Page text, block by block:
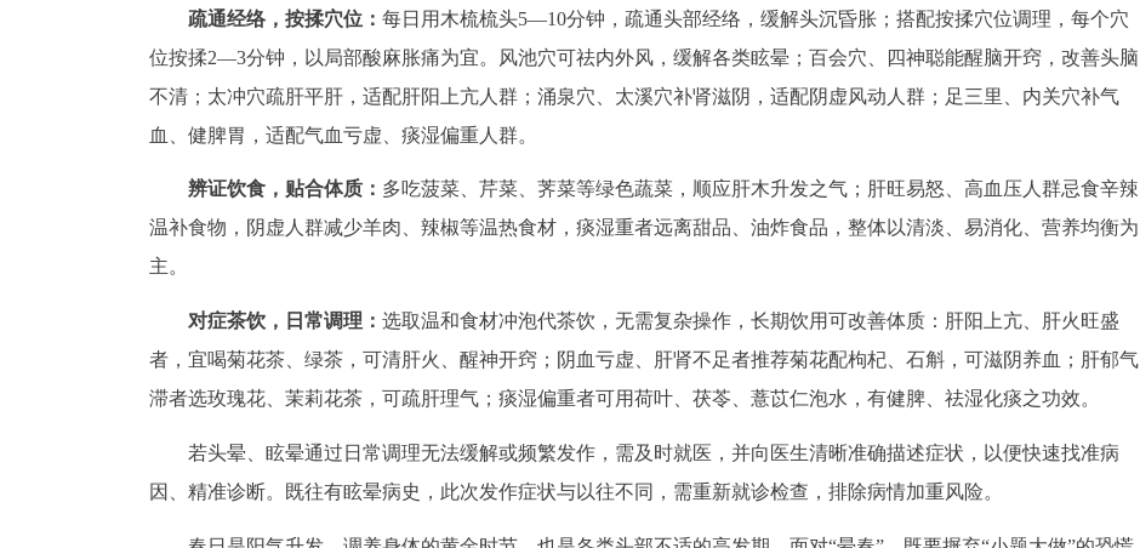
疏通经络，按揉穴位： 每日用木梳梳头5—10分钟，疏通头部经络，缓解头沉昏胀；搭配按揉穴位调理，每个穴
位按揉2—3分钟，以局部酸麻胀痛为宜。风池穴可祛内外风，缓解各类眩晕；百会穴、四神聪能醒脑开窍，改善头脑
不清；太冲穴疏肝平肝，适配肝阳上亢人群；涌泉穴、太溪穴补肾滋阴，适配阴虚风动人群；足三里、内关穴补气
血、健脾胃，适配气血亏虚、痰湿偏重人群。
辨证饮食，贴合体质： 多吃菠菜、芹菜、荠菜等绿色蔬菜，顺应肝木升发之气；肝旺易怒、高血压人群忌食辛辣
温补食物，阴虚人群减少羊肉、辣椒等温热食材，痰湿重者远离甜品、油炸食品，整体以清淡、易消化、营养均衡为
主。
对症茶饮，日常调理： 选取温和食材冲泡代茶饮，无需复杂操作，长期饮用可改善体质：肝阳上亢、肝火旺盛
者，宜喝菊花茶、绿茶，可清肝火、醒神开窍；阴血亏虚、肝肾不足者推荐菊花配枸杞、石斛，可滋阴养血；肝郁气
滞者选玫瑰花、茉莉花茶，可疏肝理气；痰湿偏重者可用荷叶、茯苓、薏苡仁泡水，有健脾、祛湿化痰之功效。
若头晕、眩晕通过日常调理无法缓解或频繁发作，需及时就医，并向医生清晰准确描述症状，以便快速找准病
因、精准诊断。既往有眩晕病史，此次发作症状与以往不同，需重新就诊检查，排除病情加重风险。